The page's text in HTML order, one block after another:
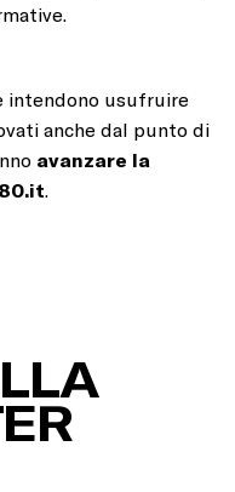
intendono usufruire
anche dal punto di
avanzare la
.